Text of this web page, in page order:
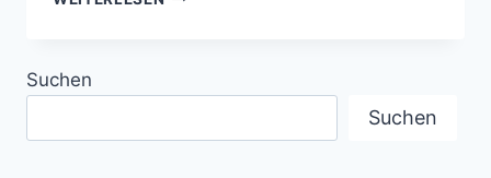
Suchen
Suchen